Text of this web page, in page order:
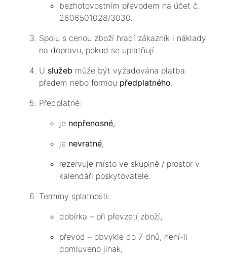
bezhotovostním převodem na účet č.
2606501028/3030.
Spolu s cenou zboží hradí zákazník i náklady
na dopravu, pokud se uplatňují.
U služeb může být vyžadována platba
předem nebo formou předplatného.
Předplatné:
je nepřenosné,
je nevratné,
rezervuje místo ve skupině / prostor v
kalendáři poskytovatele.
Termíny splatnosti:
dobírka – při převzetí zboží,
převod – obvykle do 7 dnů, není-li
domluveno jinak,